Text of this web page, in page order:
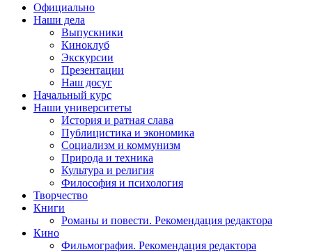
Официально
Наши дела
Выпускники
Киноклуб
Экскурсии
Презентации
Наш досуг
Начальный курс
Наши университеты
История и ратная слава
Публицистика и экономика
Социализм и коммунизм
Природа и техника
Культура и религия
Философия и психология
Творчество
Книги
Романы и повести. Рекомендация редактора
Кино
Фильмография. Рекомендация редактора